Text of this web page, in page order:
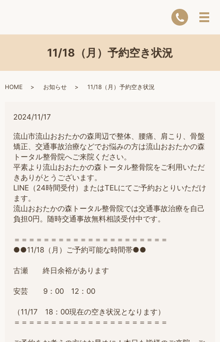
11/18（月）予約空き状況
HOME お知らせ 11/18（月）予約空き状況
2024/11/17
流山市流山おおたかの森周辺で整体、腰痛、肩こり、骨盤
矯正、交通事故治療などでお悩みの方は流山おおたかの森
トータル整骨院へご来院ください。
平素より流山おおたかの森トータル整骨院をご利用いただ
きありがとうございます。
LINE（24時間受付）またはTELにてご予約おとりいただけ
ます。
流山おおたかの森トータル整骨院では交通事故治療を自己
負担0円。随時交通事故無料相談受付中です。
＝＝＝＝＝＝＝＝＝＝＝＝＝＝＝＝＝＝＝＝＝
●●11/18（月）ご予約可能な時間帯●●
古瀬 終日余裕があります
安芸 9：00 12：00
（11/17 18：00現在の空き状況となります）
＝＝＝＝＝＝＝＝＝＝＝＝＝＝＝＝＝＝＝＝＝